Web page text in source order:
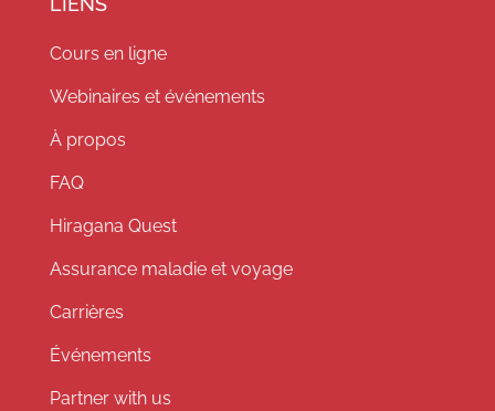
Cours en ligne
Webinaires et événements
À propos
FAQ
Hiragana Quest
Assurance maladie et voyage
Carrières
Événements
Partner with us